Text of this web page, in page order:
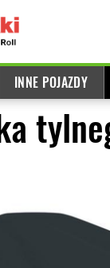
INNE POJAZDY